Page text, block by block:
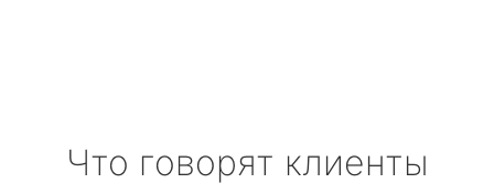
Что говорят клиенты